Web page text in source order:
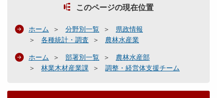
このページの現在位置
ホーム 分野別一覧
県政情報
各種統計・調査
農林水産業
ホーム 部署別一覧
農林水産部
林業木材産業課
調整・経営体支援チーム